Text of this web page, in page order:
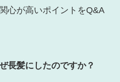
心が高いポイントをQ&A
長髪にしたのですか？